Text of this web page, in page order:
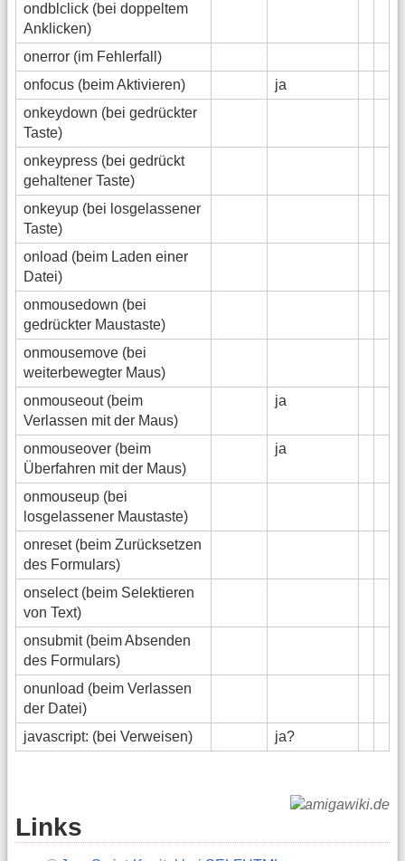
ondblclick (bei doppeltem
Anklicken)
onerror (im Fehlerfall)
onfocus (beim Aktivieren)
ja
onkeydown (bei gedrückter
Taste)
onkeypress (bei gedrückt
gehaltener Taste)
onkeyup (bei losgelassener
Taste)
onload (beim Laden einer
Datei)
onmousedown (bei
gedrückter Maustaste)
onmousemove (bei
weiterbewegter Maus)
onmouseout (beim
Verlassen mit der Maus)
ja
onmouseover (beim
Überfahren mit der Maus)
ja
onmouseup (bei
losgelassener Maustaste)
onreset (beim Zurücksetzen
des Formulars)
onselect (beim Selektieren
von Text)
onsubmit (beim Absenden
des Formulars)
onunload (beim Verlassen
der Datei)
javascript: (bei Verweisen)
ja?
Links